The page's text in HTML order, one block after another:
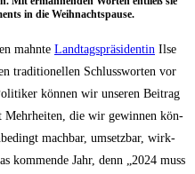
in die Weihnachtspause.
mahn­te Land­tags­prä­si­den­tin Ilse
tra­di­tio­nel­len Schluss­wor­ten vor
kön­nen wir unse­ren Bei­trag
Mehr­hei­ten, die wir gewin­nen kön­
mach­bar, umsetz­bar, wirk­
kom­men­de Jahr, denn „2024 muss